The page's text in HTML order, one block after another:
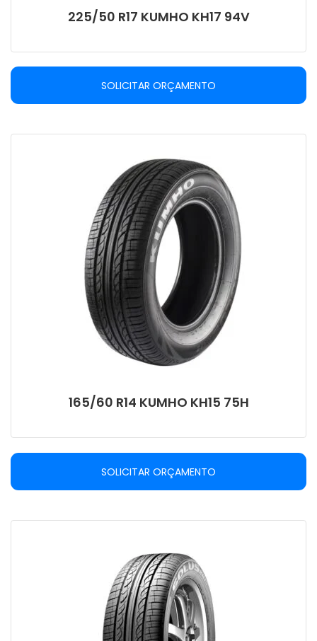
225/50 R17 KUMHO KH17 94V
SOLICITAR ORÇAMENTO
165/60 R14 KUMHO KH15 75H
SOLICITAR ORÇAMENTO